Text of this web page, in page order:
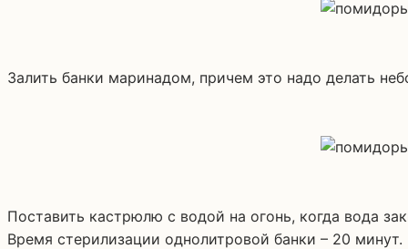
Залить банки маринадом, причем это надо делать
Поставить кастрюлю с водой на огонь, когда вода
Время стерилизации однолитровой банки – 20 минут.